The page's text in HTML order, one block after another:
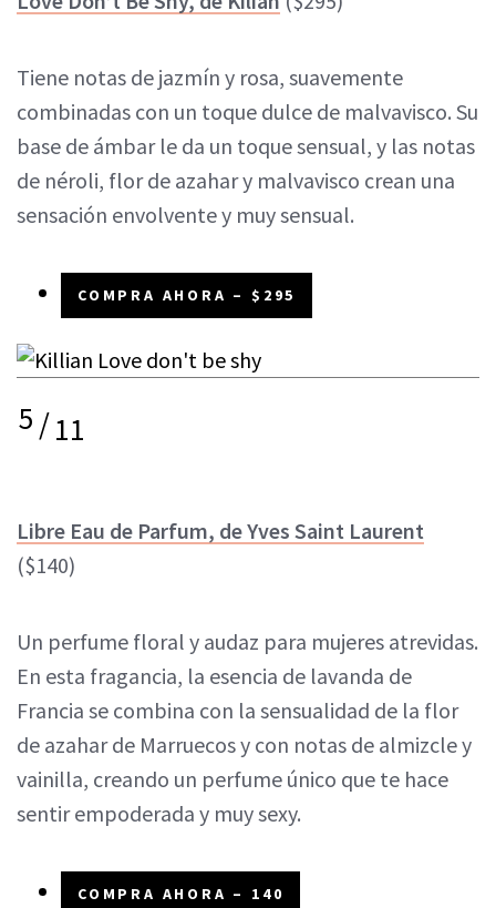
Tiene notas de jazmín y rosa, suavemente
combinadas con un toque dulce de malvavisco. Su
base de ámbar le da un toque sensual, y las notas
de néroli, flor de azahar y malvavisco crean una
sensación envolvente y muy sensual.
COMPRA AHORA – $295
5/11
Libre Eau de Parfum, de Yves Saint Laurent
($140)
Un perfume floral y audaz para mujeres atrevidas.
En esta fragancia, la esencia de lavanda de
Francia se combina con la sensualidad de la flor
de azahar de Marruecos y con notas de almizcle y
vainilla, creando un perfume único que te hace
sentir empoderada y muy sexy.
COMPRA AHORA – 140